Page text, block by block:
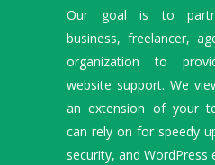
Our goal is to
business, freelancer,
organization to
website support. We
an extension of your
can rely on for speedy
security, and WordPress